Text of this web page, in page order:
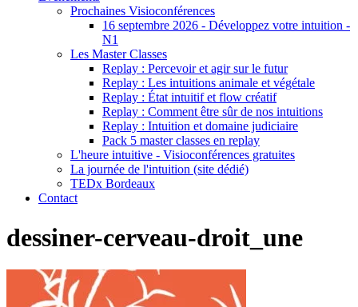
Prochaines Visioconférences
16 septembre 2026 - Développez votre intuition -
N1
Les Master Classes
Replay : Percevoir et agir sur le futur
Replay : Les intuitions animale et végétale
Replay : État intuitif et flow créatif
Replay : Comment être sûr de nos intuitions
Replay : Intuition et domaine judiciaire
Pack 5 master classes en replay
L'heure intuitive - Visioconférences gratuites
La journée de l'intuition (site dédié)
TEDx Bordeaux
Contact
dessiner-cerveau-droit_une